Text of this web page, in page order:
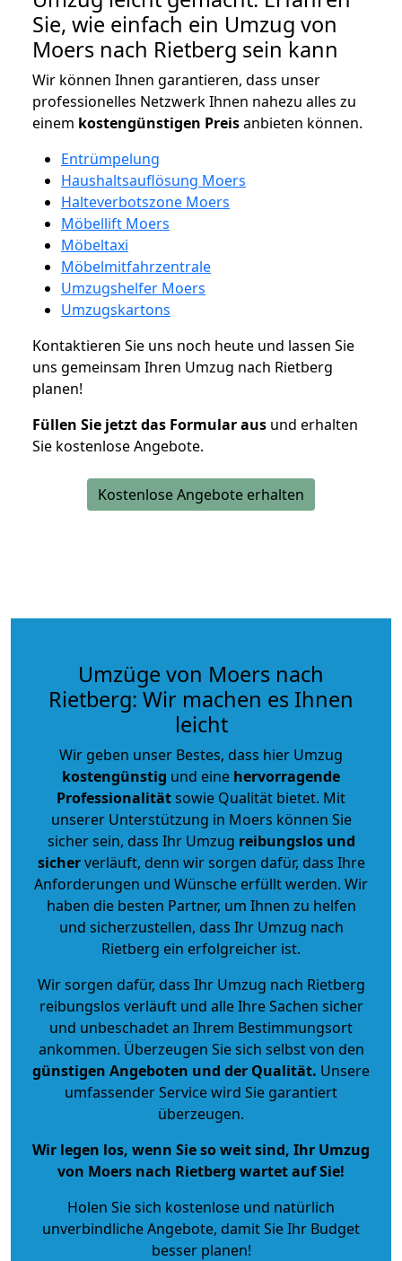
Sie, wie einfach ein Umzug von
Moers nach Rietberg sein kann
Wir können Ihnen garantieren, dass unser
professionelles Netzwerk Ihnen nahezu alles zu
einem kostengünstigen Preisanbieten können.
Entrümpelung
Haushaltsauflösung Moers
Halteverbotszone Moers
Möbellift Moers
Möbeltaxi
Möbelmitfahrzentrale
Umzugshelfer Moers
Umzugskartons
Kontaktieren Sie uns noch heute und lassen Sie
uns gemeinsam Ihren Umzug nach Rietberg
planen!
Füllen Sie jetzt das Formular aus und erhalten
Sie kostenlose Angebote.
Kostenlose Angebote erhalten
Umzüge von Moers nach
Rietberg: Wir machen es Ihnen
leicht
Wir geben unser Bestes, dass hier Umzug
kostengünstig und eine hervorragende
Professionalitätsowie Qualität bietet. Mit
unserer Unterstützung in Moers können Sie
sicher sein, dass Ihr Umzug reibungslos und
sicherverläuft, denn wir sorgen dafür, dass Ihre
Anforderungen und Wünsche erfüllt werden. Wir
haben die besten Partner, um Ihnen zu helfen
und sicherzustellen, dass Ihr Umzug nach
Rietberg ein erfolgreicher ist.
Wir sorgen dafür, dass Ihr Umzug nach Rietberg
reibungslos verläuft und alle Ihre Sachen sicher
und unbeschadet an Ihrem Bestimmungsort
ankommen. Überzeugen Sie sich selbst von den
günstigen Angeboten und der Qualität. Unsere
umfassender Service wird Sie garantiert
überzeugen.
Wir legen los, wenn Sie so weit sind, Ihr Umzug
von Moers nach Rietberg wartet auf Sie!
Holen Sie sich kostenlose und natürlich
unverbindliche Angebote, damit Sie Ihr Budget
besser planen!